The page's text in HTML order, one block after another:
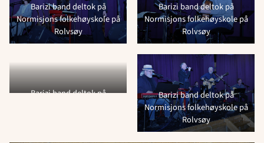
Barizi band deltok på
Normisjons folkehøyskole på
Rolvsøy
Barizi band deltok på
Normisjons folkehøyskole på
Rolvsøy
Barizi band deltok på
Barizi band deltok på
Normisjons folkehøyskole på
Rolvsøy